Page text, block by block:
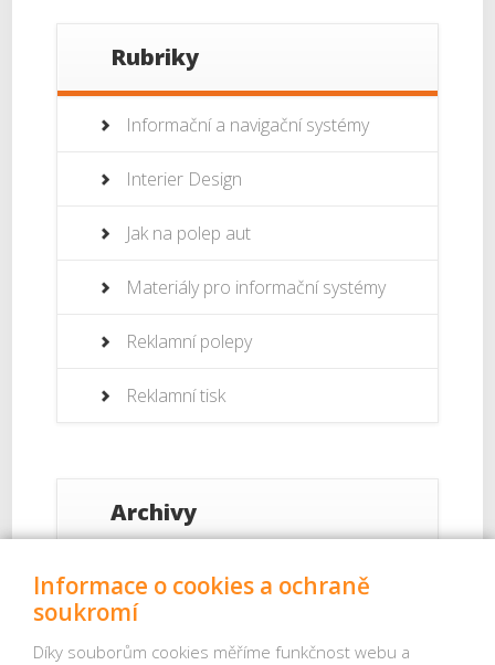
Rubriky
Informační a navigační systémy
Interier Design
Jak na polep aut
Materiály pro informační systémy
Reklamní polepy
Reklamní tisk
Archivy
Září 2017
Informace o cookies a ochraně
soukromí
Díky souborům cookies měříme funkčnost webu a